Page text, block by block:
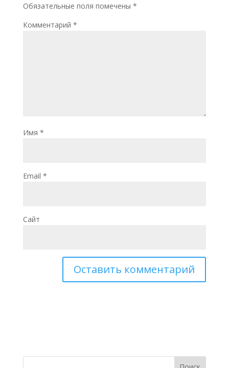
Обязательные поля помечены *
Комментарий *
Имя *
Email *
Сайт